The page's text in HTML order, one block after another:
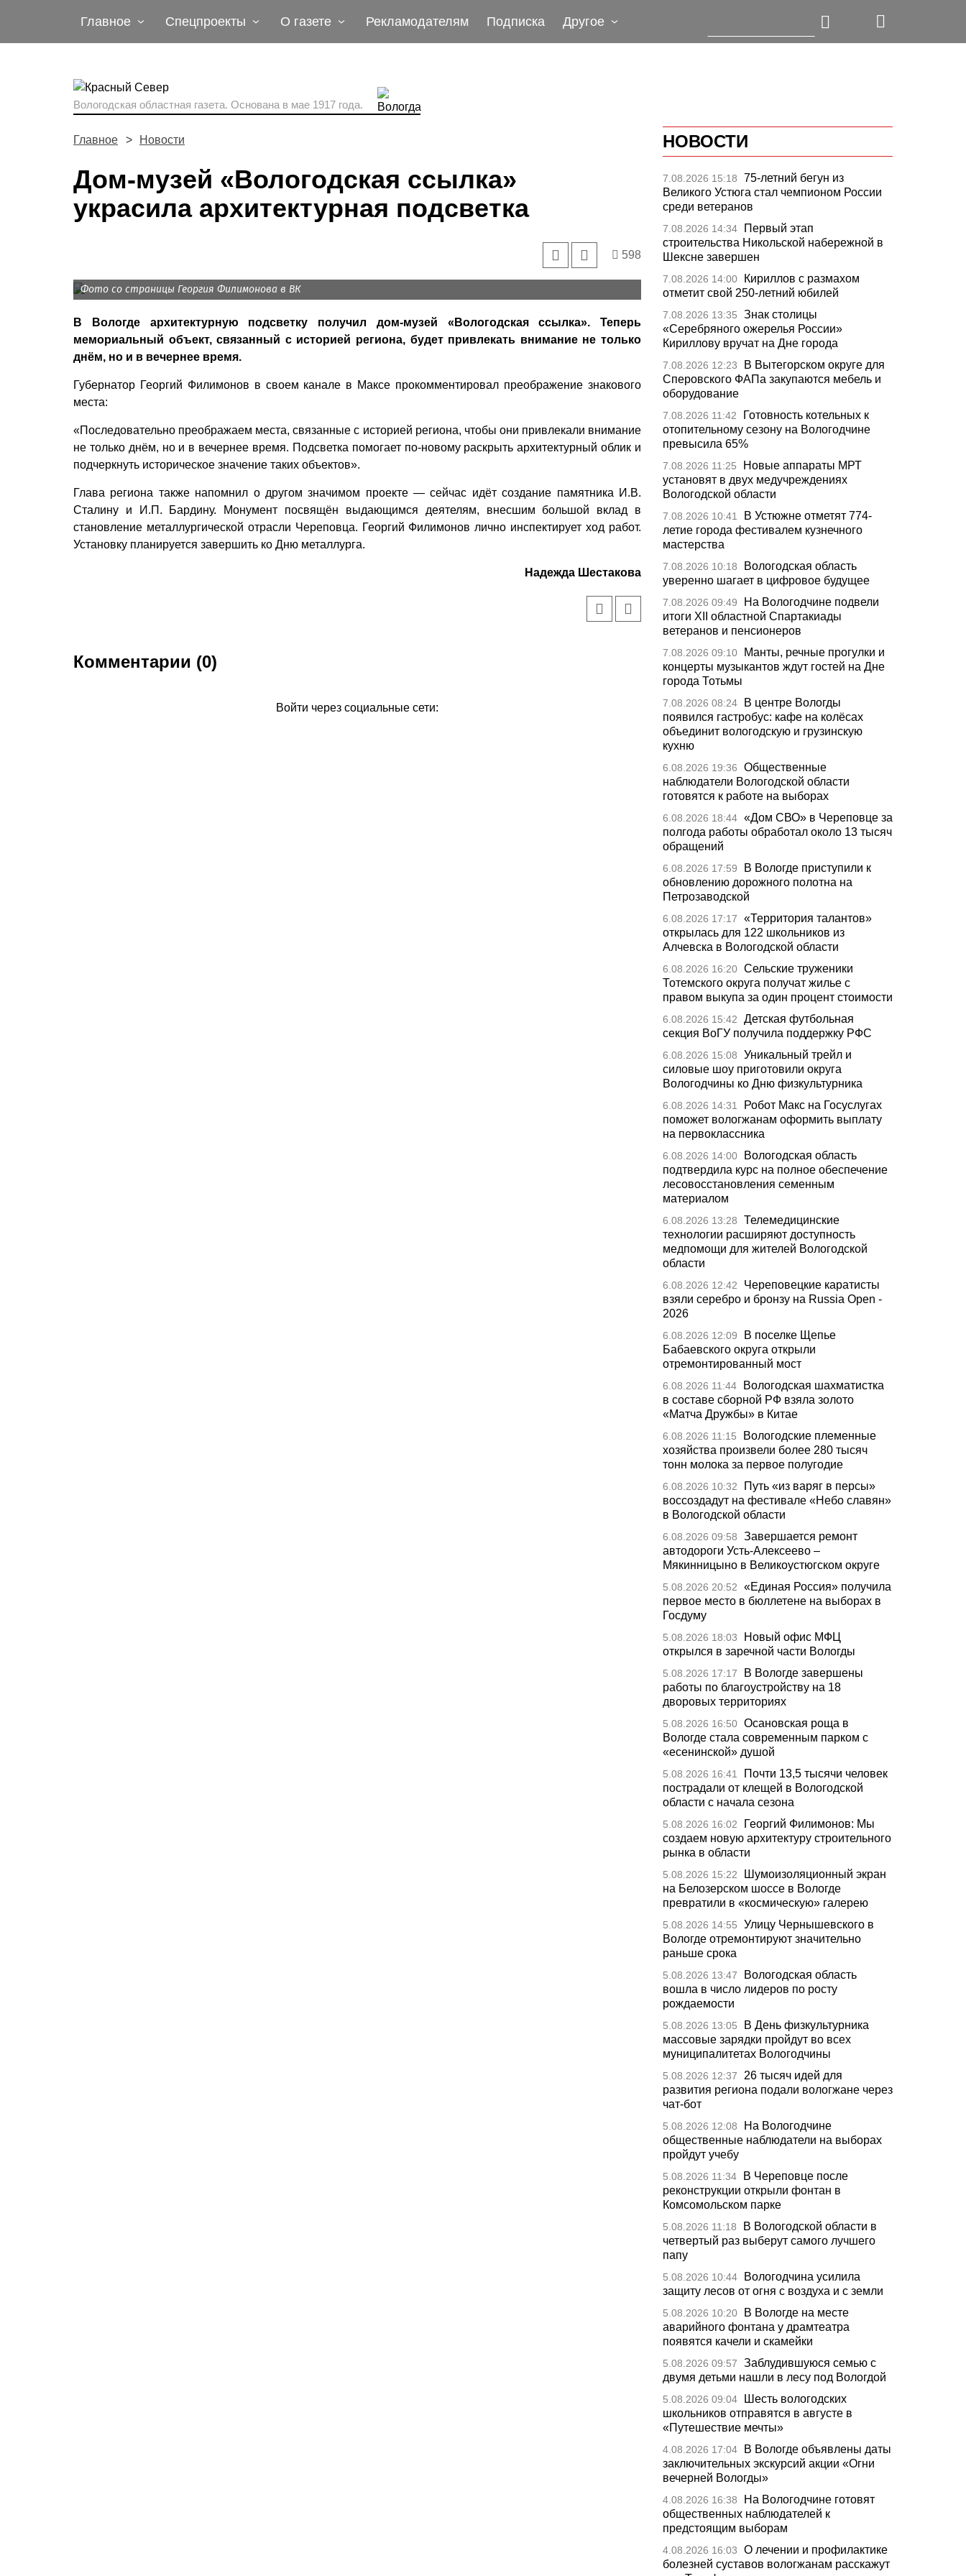
Главное Спецпроекты О газете Рекламодателям Подписка Другое
Вологодская областная газета. Основана в мае 1917 года.
Главное Новости
Дом-музей «Вологодская ссылка»
украсила архитектурная подсветка
598
Фото со страницы Георгия Филимонова в ВК
В Вологде архитектурную подсветку получил дом-музей «Вологодская ссылка». Теперь
мемориальный объект, связанный с историей региона, будет привлекать внимание не только
днём, но и в вечернее время.
Губернатор Георгий Филимонов в своем канале в Максе прокомментировал преображение знакового
места:
«Последовательно преображаем места, связанные с историей региона, чтобы они привлекали внимание
не только днём, но и в вечернее время. Подсветка помогает по-новому раскрыть архитектурный облик и
подчеркнуть историческое значение таких объектов».
Глава региона также напомнил о другом значимом проекте — сейчас идёт создание памятника И.В.
Сталину и И.П. Бардину. Монумент посвящён выдающимся деятелям, внесшим большой вклад в
становление металлургической отрасли Череповца. Георгий Филимонов лично инспектирует ход работ.
Установку планируется завершить ко Дню металлурга.
Надежда Шестакова
Комментарии (0)
Войти через социальные сети:
НОВОСТИ
7.08.2026 15:18
75-летний бегун из
Великого Устюга стал чемпионом России
среди ветеранов
7.08.2026 14:34
Первый этап
строительства Никольской набережной в
Шексне завершен
7.08.2026 14:00
Кириллов с размахом
отметит свой 250-летний юбилей
7.08.2026 13:35
Знак столицы
«Серебряного ожерелья России»
Кириллову вручат на Дне города
7.08.2026 12:23
В Вытегорском округе для
Сперовского ФАПа закупаются мебель и
оборудование
7.08.2026 11:42
Готовность котельных к
отопительному сезону на Вологодчине
превысила 65%
7.08.2026 11:25
Новые аппараты МРТ
установят в двух медучреждениях
Вологодской области
7.08.2026 10:41
В Устюжне отметят 774-
летие города фестивалем кузнечного
мастерства
7.08.2026 10:18
Вологодская область
уверенно шагает в цифровое будущее
7.08.2026 09:49
На Вологодчине подвели
итоги XII областной Спартакиады
ветеранов и пенсионеров
7.08.2026 09:10
Манты, речные прогулки и
концерты музыкантов ждут гостей на Дне
города Тотьмы
7.08.2026 08:24
В центре Вологды
появился гастробус: кафе на колёсах
объединит вологодскую и грузинскую
кухню
6.08.2026 19:36
Общественные
наблюдатели Вологодской области
готовятся к работе на выборах
6.08.2026 18:44 «Дом СВО» в Череповце за
полгода работы обработал около 13 тысяч
обращений
6.08.2026 17:59
В Вологде приступили к
обновлению дорожного полотна на
Петрозаводской
6.08.2026 17:17
«Территория талантов»
открылась для 122 школьников из
Алчевска в Вологодской области
6.08.2026 16:20 Сельские труженики
Тотемского округа получат жилье с
правом выкупа за один процент стоимости
6.08.2026 15:42
Детская футбольная
секция ВоГУ получила поддержку РФС
6.08.2026 15:08
Уникальный трейл и
силовые шоу приготовили округа
Вологодчины ко Дню физкультурника
6.08.2026 14:31
Робот Макс на Госуслугах
поможет вологжанам оформить выплату
на первоклассника
6.08.2026 14:00
Вологодская область
подтвердила курс на полное обеспечение
лесовосстановления семенным
материалом
6.08.2026 13:28
Телемедицинские
технологии расширяют доступность
медпомощи для жителей Вологодской
области
6.08.2026 12:42
Череповецкие каратисты
взяли серебро и бронзу на Russia Open -
2026
6.08.2026 12:09
В поселке Щепье
Бабаевского округа открыли
отремонтированный мост
6.08.2026 11:44
Вологодская шахматистка
в составе сборной РФ взяла золото
«Матча Дружбы» в Китае
6.08.2026 11:15
Вологодские племенные
хозяйства произвели более 280 тысяч
тонн молока за первое полугодие
6.08.2026 10:32
Путь «из варяг в персы»
воссоздадут на фестивале «Небо славян»
в Вологодской области
6.08.2026 09:58
Завершается ремонт
автодороги Усть-Алексеево –
Мякинницыно в Великоустюгском округе
5.08.2026 20:52
«Единая Россия» получила
первое место в бюллетене на выборах в
Госдуму
5.08.2026 18:03
Новый офис МФЦ
открылся в заречной части Вологды
5.08.2026 17:17
В Вологде завершены
работы по благоустройству на 18
дворовых территориях
5.08.2026 16:50 Осановская роща в
Вологде стала современным парком с
«есенинской» душой
5.08.2026 16:41
Почти 13,5 тысячи человек
пострадали от клещей в Вологодской
области с начала сезона
5.08.2026 16:02
Георгий Филимонов: Мы
создаем новую архитектуру строительного
рынка в области
5.08.2026 15:22
Шумоизоляционный экран
на Белозерском шоссе в Вологде
превратили в «космическую» галерею
5.08.2026 14:55
Улицу Чернышевского в
Вологде отремонтируют значительно
раньше срока
5.08.2026 13:47
Вологодская область
вошла в число лидеров по росту
рождаемости
5.08.2026 13:05
В День физкультурника
массовые зарядки пройдут во всех
муниципалитетах Вологодчины
5.08.2026 12:37
26 тысяч идей для
развития региона подали вологжане через
чат-бот
5.08.2026 12:08
На Вологодчине
общественные наблюдатели на выборах
пройдут учебу
5.08.2026 11:34
В Череповце после
реконструкции открыли фонтан в
Комсомольском парке
5.08.2026 11:18
В Вологодской области в
четвертый раз выберут самого лучшего
папу
5.08.2026 10:44
Вологодчина усилила
защиту лесов от огня с воздуха и с земли
5.08.2026 10:20
В Вологде на месте
аварийного фонтана у драмтеатра
появятся качели и скамейки
5.08.2026 09:57
Заблудившуюся семью с
двумя детьми нашли в лесу под Вологдой
5.08.2026 09:04
Шесть вологодских
школьников отправятся в августе в
«Путешествие мечты»
4.08.2026 17:04
В Вологде объявлены даты
заключительных экскурсий акции «Огни
вечерней Вологды»
4.08.2026 16:38
На Вологодчине готовят
общественных наблюдателей к
предстоящим выборам
4.08.2026 16:03
О лечении и профилактике
болезней суставов вологжанам расскажут